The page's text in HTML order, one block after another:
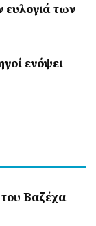
ευλογιά των
ενόψει
Βαζέχα